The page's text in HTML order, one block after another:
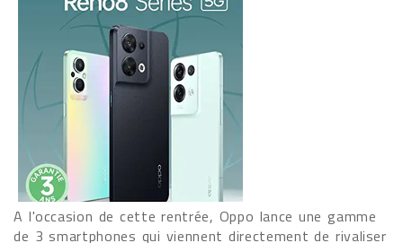
A l'occasion de cette rentrée, Oppo lance une gamme
de 3 smartphones qui viennent directement de rivaliser